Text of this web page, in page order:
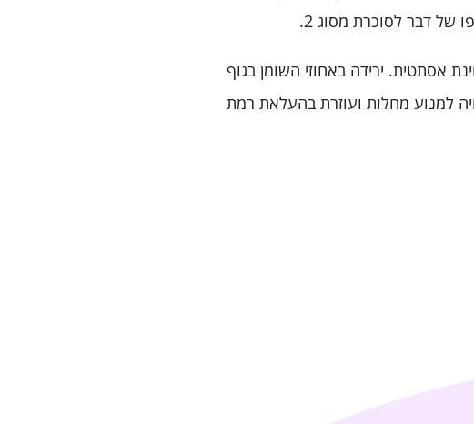
של דבר לסוכרת מסוג 2.
אסתטית. ירידה באחוזי השומן בגוף
למנוע מחלות ועוזרת בהעלאת רמת